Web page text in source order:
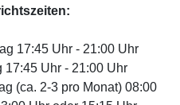
17:45 Uhr - 21:00 Uhr
17:45 Uhr - 21:00 Uhr
(ca. 2-3 pro Monat) 08:00